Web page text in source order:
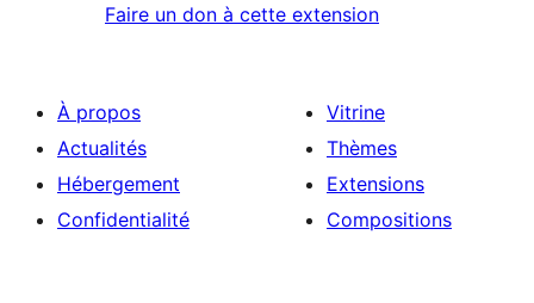
Faire un don à cette extension
À propos
Actualités
Hébergement
Confidentialité
Vitrine
Thèmes
Extensions
Compositions